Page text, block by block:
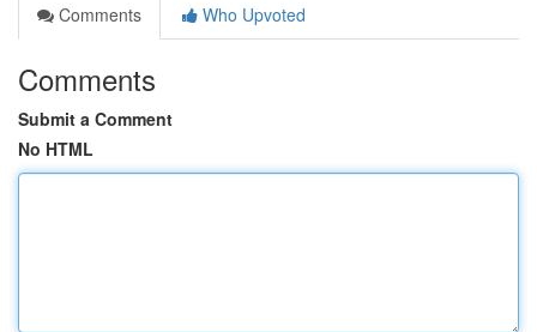
Comments
Who Upvoted
Comments
Submit a Comment
No HTML